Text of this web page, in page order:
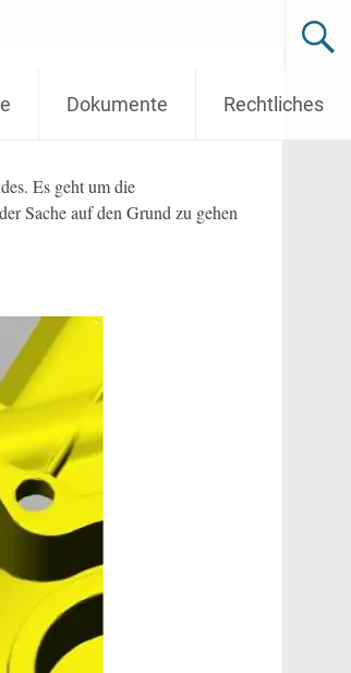
Dokumente Rechtliches
Es geht um die
Sache auf den Grund zu gehen